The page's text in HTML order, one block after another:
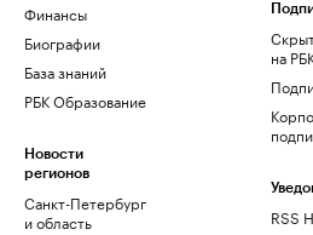
Финансы
Биографии
База знаний
РБК Образование
Новости
регионов
Санкт-Петербург
и область
на
RSS